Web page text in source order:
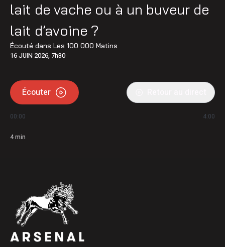
lait de vache ou à un buveur de
lait d’avoine ?
Écouté dans Les 100 000 Matins
16 JUIN 2026, 7h30
Écouter
00:00 4:00
4min